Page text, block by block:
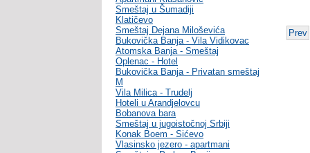
Smeštaj u Šumadiji
Klatičevo
Smeštaj Dejana Miloševića
Bukovička Banja - Vila Vidikovac
Atomska Banja - Smeštaj
Oplenac - Hotel
Bukovička Banja - Privatan smeštaj
M
Vila Milica - Trudelj
Hoteli u Arandjelovcu
Bobanova bara
Smeštaj u jugoistočnoj Srbiji
Konak Boem - Sićevo
Vlasinsko jezero - apartmani
Prev